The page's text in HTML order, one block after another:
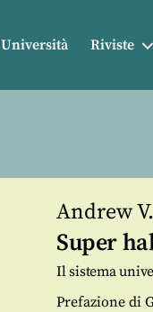
Università Riviste
Andrew
Super
Il sistema
Prefazione di